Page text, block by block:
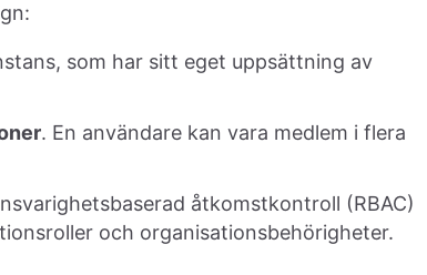
som har sitt eget uppsättning av
. En användare kan vara medlem i flera
åtkomstkontroll (RBAC)
och organisationsbehörigheter.